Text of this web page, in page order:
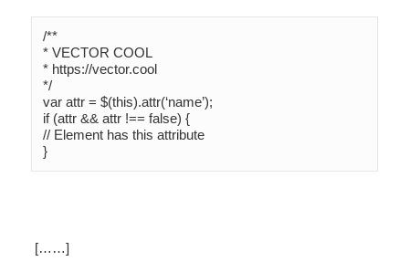
/**
* VECTOR COOL
* https://vector.cool
*/
var attr = $(this).attr(‘name’);
if (attr && attr !== false) {
// Element has this attribute
}
[……]